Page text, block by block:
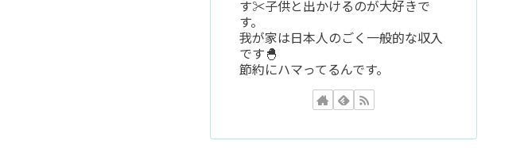
す✂️子供と出かけるのが大好きで
す。
我が家は日本人のごく一般的な収入
です🐣
節約にハマってるんです。